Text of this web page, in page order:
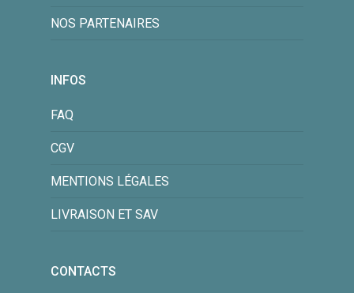
NOS PARTENAIRES
INFOS
FAQ
CGV
MENTIONS LÉGALES
LIVRAISON ET SAV
CONTACTS